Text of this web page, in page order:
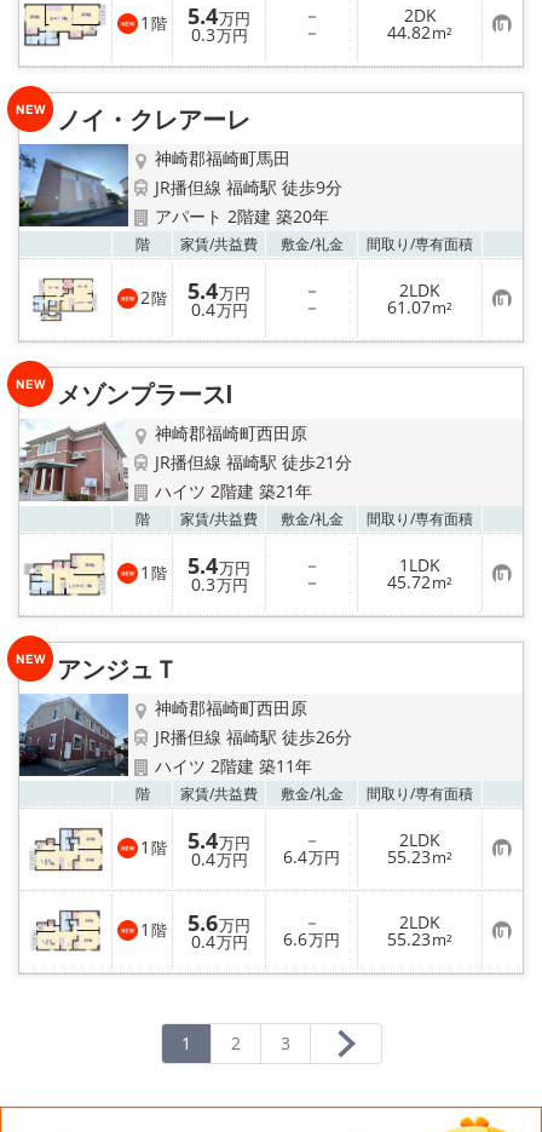
1 階 5.4万円
0.3万円
－
－
2DK
44.82m² お
気
に
り
ノイ・クレアーレ
神崎郡福崎町馬田
JR播但線 福崎駅 徒歩9分
アパート 2階建 築20年
階 家賃/共益費 敷金/礼金 間取り/専有面積
2階 5.4万円
0.4万円
－
－
2LDK
61.07m² お
気
に
り
メゾンプラースⅠ
神崎郡福崎町西田原
JR播但線 福崎駅 徒歩21分
ハイツ 2階建 築21年
階 家賃/共益費 敷金/礼金 間取り/専有面積
1 階 5.4万円
0.3万円
－
－
1LDK
45.72m² お
気
に
り
アンジュＴ
神崎郡福崎町西田原
JR播但線 福崎駅 徒歩26分
ハイツ 2階建 築11年
階 家賃/共益費 敷金/礼金 間取り/専有面積
1 階 5.4万円
0.4万円
－
6.4万円
2LDK
55.23m² お
気
に
入
り
登
録
1 階 5.6万円
0.4万円
－
6.6万円
2LDK
55.23m² お
気
に
1 2 3